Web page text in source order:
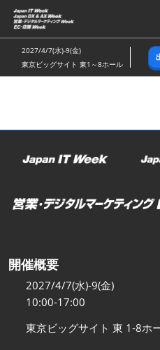
ス
キ
ッ
し
む
2027/4/7(水)-9(金)
東京ビッグサイト 東1～8ホール
開催概要
2027/4/7(水)-9(金)
10:00-17:00
東京ビッグサイト 東 1-8ホ